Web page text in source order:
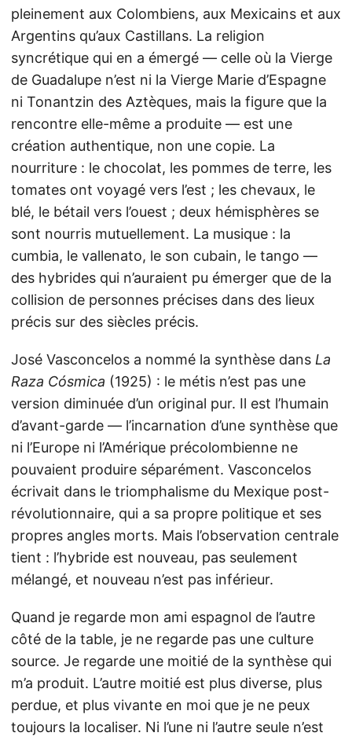
pleinement aux Colombiens, aux Mexicains et aux
Argentins qu’aux Castillans. La religion
syncrétique qui en a émergé — celle où la Vierge
de Guadalupe n’est ni la Vierge Marie d’Espagne
ni Tonantzin des Aztèques, mais la figure que la
rencontre elle-même a produite — est une
création authentique, non une copie. La
nourriture : le chocolat, les pommes de terre, les
tomates ont voyagé vers l’est ; les chevaux, le
blé, le bétail vers l’ouest ; deux hémisphères se
sont nourris mutuellement. La musique : la
cumbia, le vallenato, le son cubain, le tango —
des hybrides qui n’auraient pu émerger que de la
collision de personnes précises dans des lieux
précis sur des siècles précis.
José Vasconcelos a nommé la synthèse dans La
Raza Cósmica (1925) : le métis n’est pas une
version diminuée d’un original pur. Il est l’humain
d’avant-garde — l’incarnation d’une synthèse que
ni l’Europe ni l’Amérique précolombienne ne
pouvaient produire séparément. Vasconcelos
écrivait dans le triomphalisme du Mexique post-
révolutionnaire, qui a sa propre politique et ses
propres angles morts. Mais l’observation centrale
tient : l’hybride est nouveau, pas seulement
mélangé, et nouveau n’est pas inférieur.
Quand je regarde mon ami espagnol de l’autre
côté de la table, je ne regarde pas une culture
source. Je regarde une moitié de la synthèse qui
m’a produit. L’autre moitié est plus diverse, plus
perdue, et plus vivante en moi que je ne peux
toujours la localiser. Ni l’une ni l’autre seule n’est